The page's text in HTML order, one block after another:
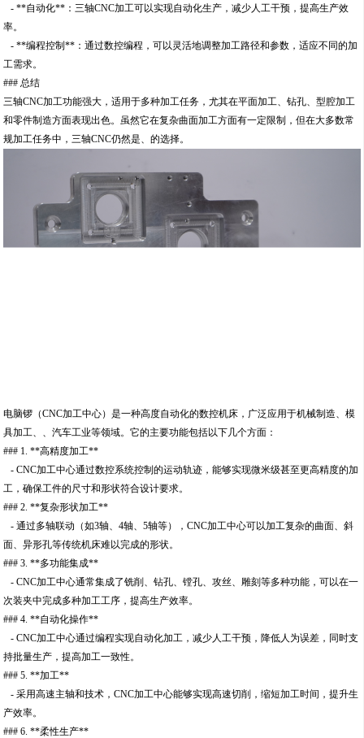
- **自动化**：三轴CNC加工可以实现自动化生产，减少人工干预，提高生产效
率。
- **编程控制**：通过数控编程，可以灵活地调整加工路径和参数，适应不同的加
工需求。
### 总结
三轴CNC加工功能强大，适用于多种加工任务，尤其在平面加工、钻孔、型腔加工
和零件制造方面表现出色。虽然它在复杂曲面加工方面有一定限制，但在大多数常
规加工任务中，三轴CNC仍然是、的选择。
电脑锣（CNC加工中心）是一种高度自动化的数控机床，广泛应用于机械制造、模
具加工、、汽车工业等领域。它的主要功能包括以下几个方面：
### 1. **高精度加工**
- CNC加工中心通过数控系统控制的运动轨迹，能够实现微米级甚至更高精度的加
工，确保工件的尺寸和形状符合设计要求。
### 2. **复杂形状加工**
- 通过多轴联动（如3轴、4轴、5轴等），CNC加工中心可以加工复杂的曲面、斜
面、异形孔等传统机床难以完成的形状。
### 3. **多功能集成**
- CNC加工中心通常集成了铣削、钻孔、镗孔、攻丝、雕刻等多种功能，可以在一
次装夹中完成多种加工工序，提高生产效率。
### 4. **自动化操作**
- CNC加工中心通过编程实现自动化加工，减少人工干预，降低人为误差，同时支
持批量生产，提高加工一致性。
### 5. **加工**
- 采用高速主轴和技术，CNC加工中心能够实现高速切削，缩短加工时间，提升生
产效率。
### 6. **柔性生产**